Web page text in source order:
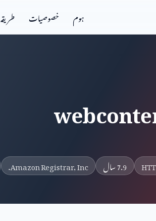
ہوم خصوصیات طریقہ
7.9 سال Amazon Registrar, Inc.